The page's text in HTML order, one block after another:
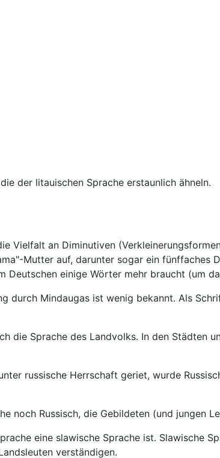
der litauischen Sprache erstaunlich ähneln.
Vielfalt an Diminutiven
Mutter auf, darunter sogar ein fünffaches
Deutschen einige Wörter mehr braucht (um
durch Mindaugas ist wenig bekannt. Als
die Sprache des Landvolks. In den Städten
russische Herrschaft geriet, wurde
noch Russisch, die Gebildeten (und jungen
eine slawische Sprache ist. Slawische
verständigen.